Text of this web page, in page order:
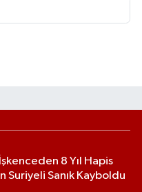
8 Yıl Hapis
Suriyeli Sanık Kayboldu